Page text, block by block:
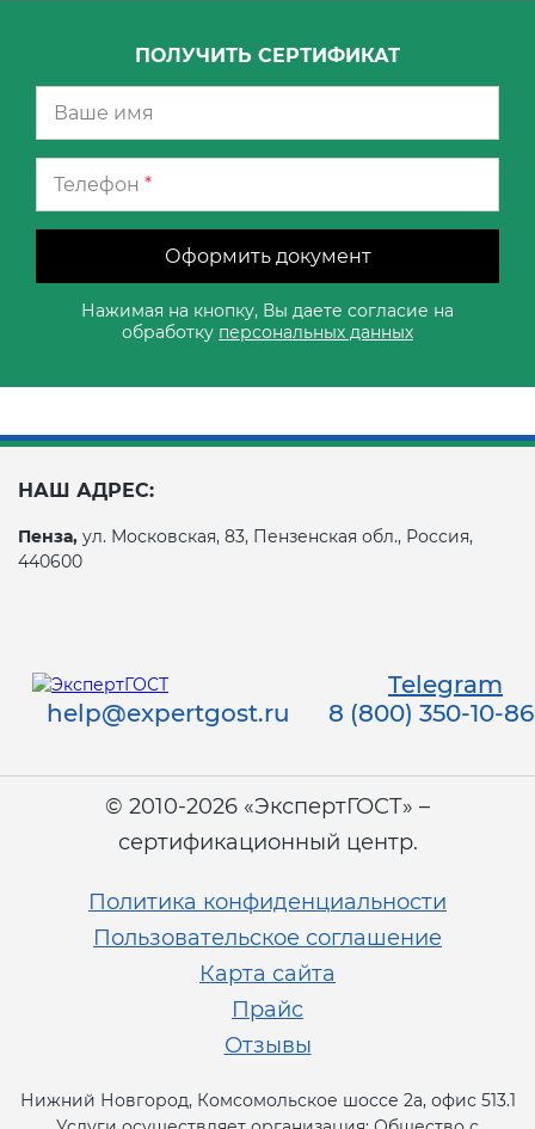
ПОЛУЧИТЬ СЕРТИФИКАТ
Телефон *
Оформить документ
Нажимая на кнопку, Вы даете согласие на
обработку персональных данных
НАШ АДРЕС:
Пенза, ул. Московская, 83, Пензенская обл., Россия,
440600
Telegram
help@expertgost.ru
8 (800) 350-10-86
© 2010-2026 «ЭкспертГОСТ» –
сертификационный центр.
Политика конфиденциальности
Пользовательское соглашение
Карта сайта
Прайс
Отзывы
Нижний Новгород, Комсомольское шоссе 2а, офис 513.1